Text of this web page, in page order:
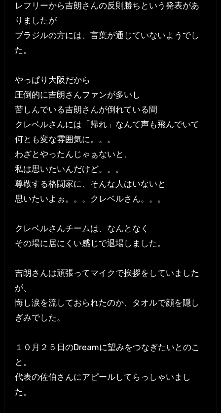
レフリーから吉朗さんの反則勝ちという発表があ
りましたが
ブラジルの方には、言葉が通じていないようでし
た。
やっぱり大阪だから
圧倒的に吉朗さんファンが多いし
苦しんでいる吉朗さんが倒れている間
クレベルさんには「帰れ」なんて声も飛んでいて
何とも変な雰囲気に。。。
わざとやったんじゃぁないと、
私は思いたいんだけど。。。
尊敬する格闘家に、そんな人はいないと
思いたいよぉ。。。クレベルさん。。。
クレベルさんチームは、なんとなく
その場に居にくい感じで退場しました。
吉朗さんは頑張ってマイクで挨拶をしていました
が、
悔し涙を流しておられたのか、タオルで顔を隠し
ぎみでした。
１０月２５日のDreamに望みをつなぎたいとのこ
と。
代表の佐伯さんにアピールしてらっしゃいまし
た。